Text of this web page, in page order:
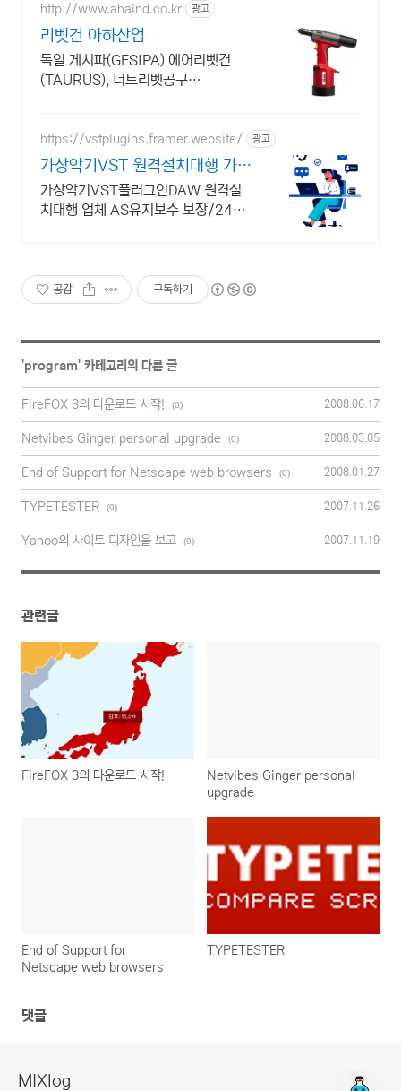
http://www.ahaind.co.kr 광고
리벳건 아하산업
독일 게시파(GESIPA) 에어리벳건
(TAURUS), 너트리벳공구
https://vstplugins.framer.website/ 광고
가상악기VST 원격설치대행 가상
악기플러그인 원격설치대행
가상악기VST플러그인DAW 원격설
치대행 업체 AS유지보수 보장/24시
공감 구독하기
'program' 카테고리의 다른 글
FireFOX 3의 다운로드 시작! (0) 2008.06.17
Netvibes Ginger personal upgrade (0) 2008.03.05
End of Support for Netscape web browsers (0) 2008.01.27
TYPETESTER (0) 2007.11.26
Yahoo의 사이트 디자인을 보고 (0) 2007.11.19
관련글
FireFOX 3의 다운로드 시작!
Netvibes Ginger personal
upgrade
End of Support for
Netscape web browsers
TYPETESTER
댓글
MIXlog